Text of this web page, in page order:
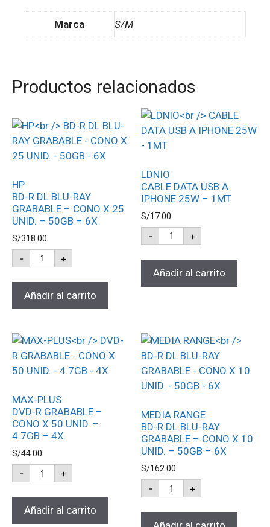
Marca S/M
Productos relacionados
HP
BD-R DL BLU-RAY
GRABABLE – CONO X 25
UNID. – 50GB – 6X
S/318.00
- +
Añadir al carrito
LDNIO
CABLE DATA USB A
IPHONE 25W – 1MT
S/17.00
- +
Añadir al carrito
MAX-PLUS
DVD-R GRABABLE –
CONO X 50 UNID. –
4.7GB – 4X
S/44.00
- +
Añadir al carrito
MEDIA RANGE
BD-R DL BLU-RAY
GRABABLE – CONO X 10
UNID. – 50GB – 6X
S/162.00
- +